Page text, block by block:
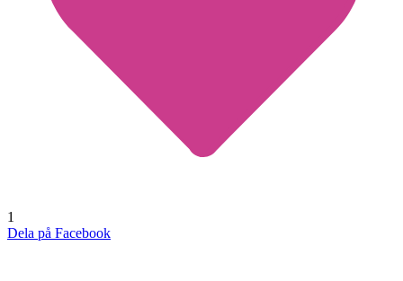
1
Dela på Facebook